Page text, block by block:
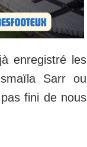
enregistré les
Sarr ou
fini de nous